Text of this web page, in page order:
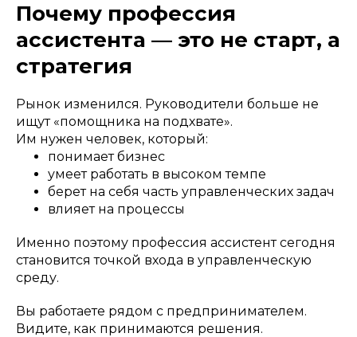
Почему профессия
ассистента — это не старт, а
стратегия
Рынок изменился. Руководители больше не
ищут «помощника на подхвате».
Им нужен человек, который:
понимает бизнес
умеет работать в высоком темпе
берет на себя часть управленческих задач
влияет на процессы
Именно поэтому профессия ассистент сегодня
становится точкой входа в управленческую
среду.
Вы работаете рядом с предпринимателем.
Видите, как принимаются решения.